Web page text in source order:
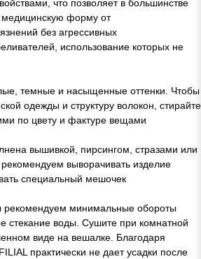
что позволяет в большинстве
медицинскую форму от
без агрессивных
использование которых не
темные и насыщенные оттенки. Чтобы
одежды и структуру волокон, стирайте
по цвету и фактуре вещами
вышивкой, пирсингом, стразами или
выворачивать изделие
специальный мешочек
минимальные обороты
стекание воды. Сушите при комнатной
виде на вешалке. Благодаря
практически не дает усадки после